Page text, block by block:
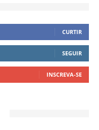
CURTIR
SEGUIR
INSCREVA-SE